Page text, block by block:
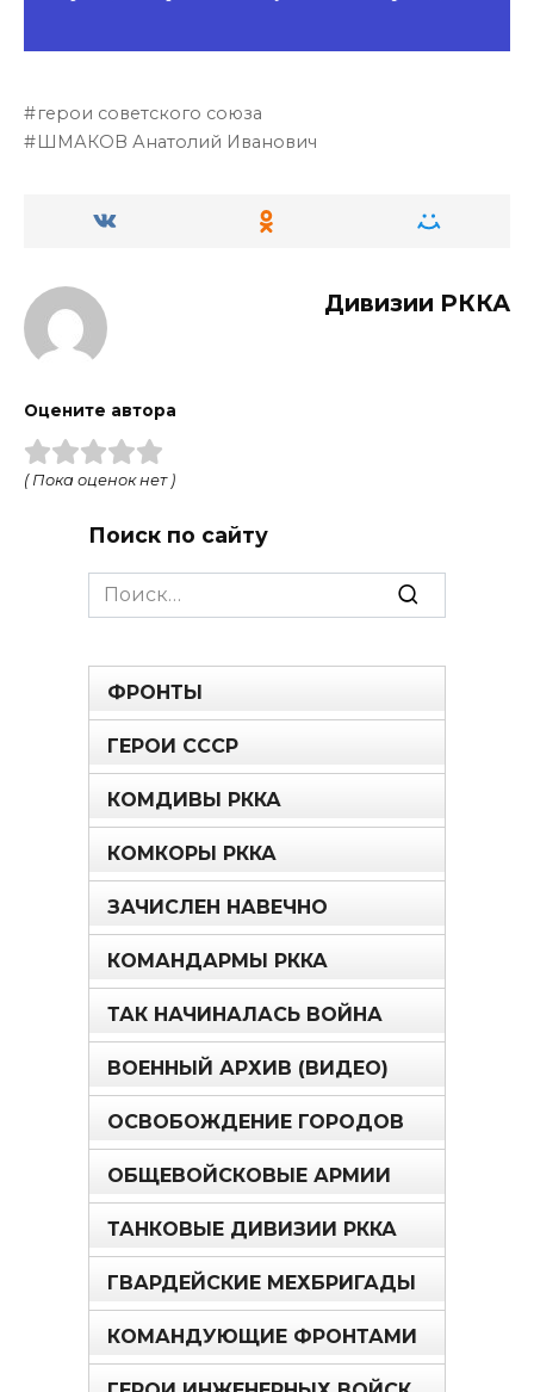
герои советского союза
ШМАКОВ Анатолий Иванович
Дивизии РККА
Оцените автора
( Пока оценок нет )
Поиск по сайту
Search
for:
ФРОНТЫ
ГЕРОИ СССР
КОМДИВЫ РККА
КОМКОРЫ РККА
ЗАЧИСЛЕН НАВЕЧНО
КОМАНДАРМЫ РККА
ТАК НАЧИНАЛАСЬ ВОЙНА
ВОЕННЫЙ АРХИВ (ВИДЕО)
ОСВОБОЖДЕНИЕ ГОРОДОВ
ОБЩЕВОЙСКОВЫЕ АРМИИ
ТАНКОВЫЕ ДИВИЗИИ РККА
ГВАРДЕЙСКИЕ МЕХБРИГАДЫ
КОМАНДУЮЩИЕ ФРОНТАМИ